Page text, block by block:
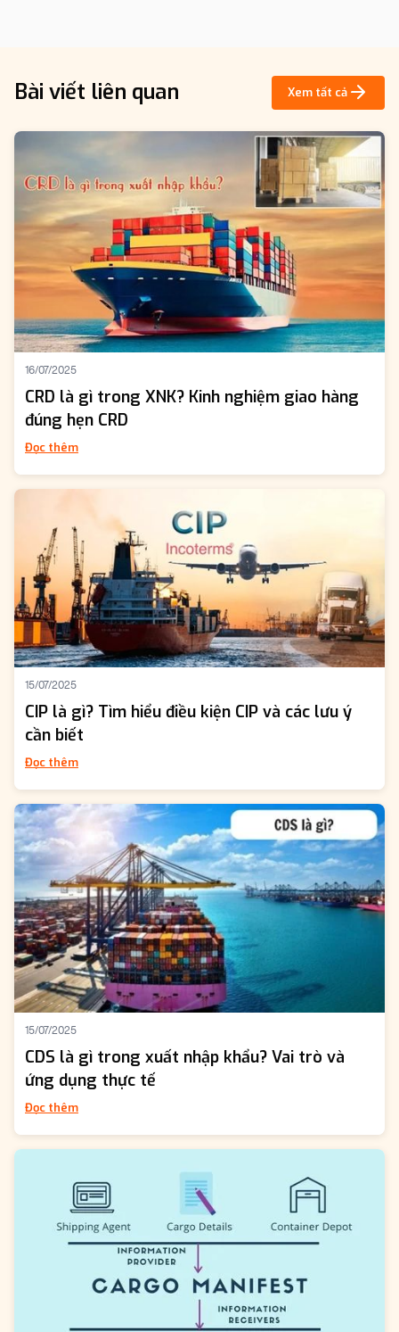
Bài viết liên quan Xem tất cả
16/07/2025
CRD là gì trong XNK? Kinh nghiệm giao hàng
đúng hẹn CRD
Đọc thêm
15/07/2025
CIP là gì? Tìm hiểu điều kiện CIP và các lưu ý
cần biết
Đọc thêm
15/07/2025
CDS là gì trong xuất nhập khẩu? Vai trò và
ứng dụng thực tế
Đọc thêm